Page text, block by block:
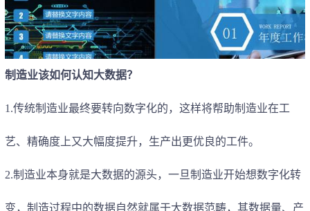
制造业该如何认知大数据？
1.传统制造业最终要转向数字化的，这样将帮助制造业在工
艺、精确度上又大幅度提升，生产出更优良的工件。
2.制造业本身就是大数据的源头，一旦制造业开始想数字化转
变，制造过程中的数据自然就属于大数据范畴，其数据量、产